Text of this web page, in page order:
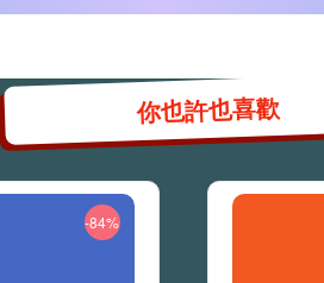
你也許也喜歡
-84%